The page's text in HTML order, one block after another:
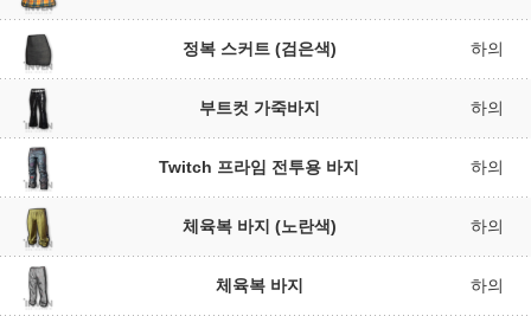
정복 스커트 (검은색) 하의
부트컷 가죽바지 하의
Twitch 프라임 전투용 바지 하의
체육복 바지 (노란색) 하의
체육복 바지 하의